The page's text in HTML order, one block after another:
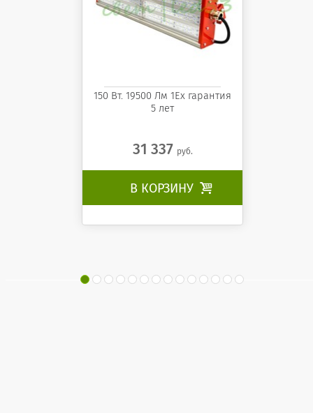
150 Вт. 19500 Лм 1Ех гарантия
5 лет
31 337 руб.
В КОРЗИНУ 